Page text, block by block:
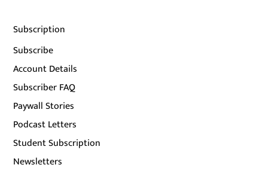
Subscription
Subscribe
Account Details
Subscriber FAQ
Paywall Stories
Podcast Letters
Student Subscription
Newsletters